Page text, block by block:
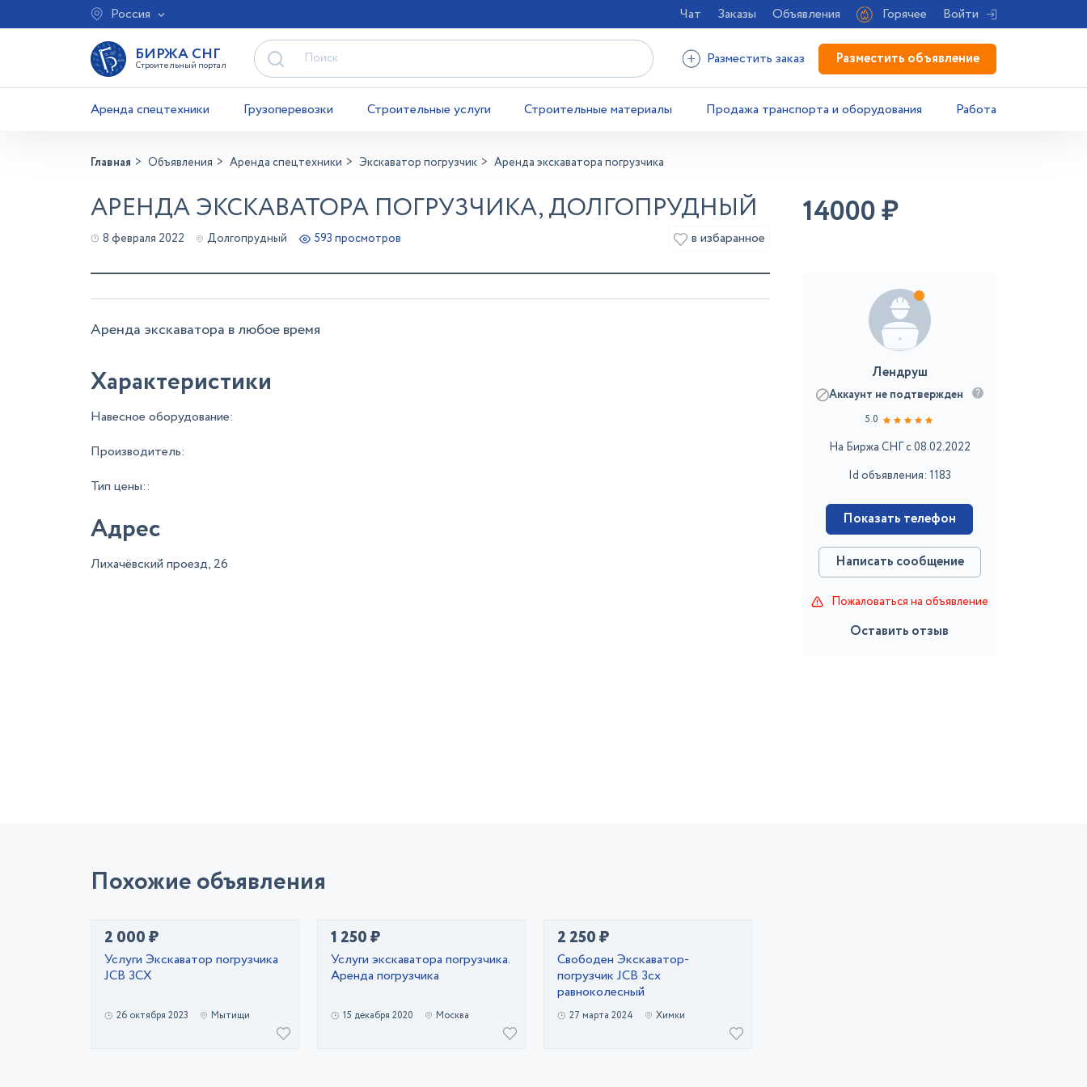
Россия Чат Заказы Объявления Горячее Войти
БИРЖА СНГ
Строительный портал Разместить заказ Разместить объявление
Аренда спецтехники Грузоперевозки Строительные услуги Строительные материалы Продажа транспорта и оборудования Работа
Главная Объявления Аренда спецтехники Экскаватор погрузчик Аренда экскаватора погрузчика
АРЕНДА ЭКСКАВАТОРА ПОГРУЗЧИКА, ДОЛГОПРУДНЫЙ
8 февраля 2022 Долгопрудный 593 просмотров в избаранное
14000₽
Аренда экскаватора в любое время
Характеристики
Навесное оборудование:
Производитель:
Тип цены::
Адрес
Лихачёвский проезд, 26
Лендруш
Аккаунт не подтвержден
5.0
На Биржа СНГ с 08.02.2022
Id объявления: 1183
Показать телефон
Написать сообщение
Пожаловаться на объявление
Оставить отзыв
Похожие объявления
2 000 ₽
Услуги Экскаватор погрузчика
JCB 3CX
26 октября 2023 Мытищи
1 250 ₽
Услуги экскаватора погрузчика.
Аренда погрузчика
15 декабря 2020 Москва
2 250 ₽
Свободен Экскаватор-
погрузчик JCB 3cx
равноколесный
27 марта 2024 Химки